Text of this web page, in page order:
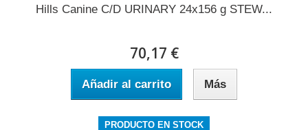
Hills Canine C/D URINARY 24x156 g STEW...
70,17 €
Añadir al carrito Más
PRODUCTO EN STOCK